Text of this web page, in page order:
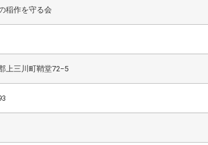
稲作を守る会
上三川町鞘堂72−5